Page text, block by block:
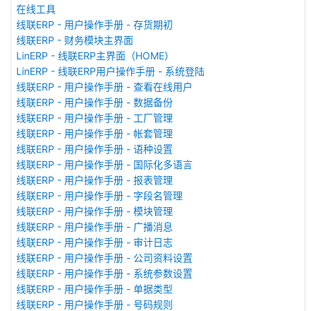
在线工具
线联ERP - 用户操作手册 - 存货期初
线联ERP - 财务模块主界面
LinERP - 线联ERP主界面（HOME）
LinERP - 线联ERP用户操作手册 - 系统登陆
线联ERP - 用户操作手册 - 查看在线用户
线联ERP - 用户操作手册 - 数据备份
线联ERP - 用户操作手册 - 工厂管理
线联ERP - 用户操作手册 - 帐套管理
线联ERP - 用户操作手册 - 语种设置
线联ERP - 用户操作手册 - 国际化多语言
线联ERP - 用户操作手册 - 报表管理
线联ERP - 用户操作手册 - 字段名管理
线联ERP - 用户操作手册 - 模块管理
线联ERP - 用户操作手册 - 广播消息
线联ERP - 用户操作手册 - 审计日志
线联ERP - 用户操作手册 - 公司资料设置
线联ERP - 用户操作手册 - 系统参数设置
线联ERP - 用户操作手册 - 单据类型
线联ERP - 用户操作手册 - 号码规则